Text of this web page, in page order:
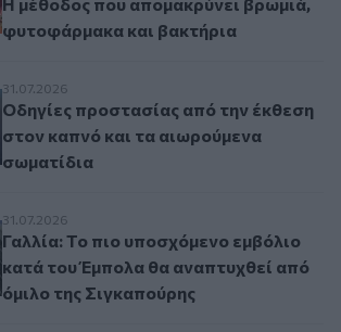
φυτοφάρμακα και βακτήρια
Οδηγίες προστασίας από την έκθεση
31.07.2026
Οδηγίες προστασίας από την έκθεση
στον καπνό και τα αιωρούμενα
σωματίδια
Γαλλία: Το πιο υποσχόμενο εμβόλιο
31.07.2026
Γαλλία: Το πιο υποσχόμενο εμβόλιο
κατά του Έμπολα θα αναπτυχθεί από
όμιλο της Σιγκαπούρης